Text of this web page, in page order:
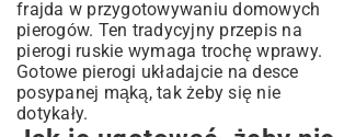
frajda w przygotowywaniu domowych
pierogów. Ten tradycyjny przepis na
pierogi ruskie wymaga trochę wprawy.
Gotowe pierogi układajcie na desce
posypanej mąką, tak żeby się nie
dotykały.